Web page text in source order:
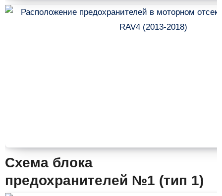
Схема блока
предохранителей №1 (тип 1)